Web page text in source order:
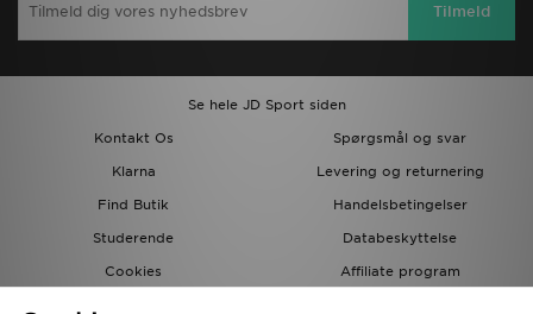
Tilmeld
Se hele JD Sport siden
Kontakt Os
Spørgsmål og svar
Klarna
Levering og returnering
Find Butik
Handelsbetingelser
Studerende
Databeskyttelse
Cookies
Affiliate program